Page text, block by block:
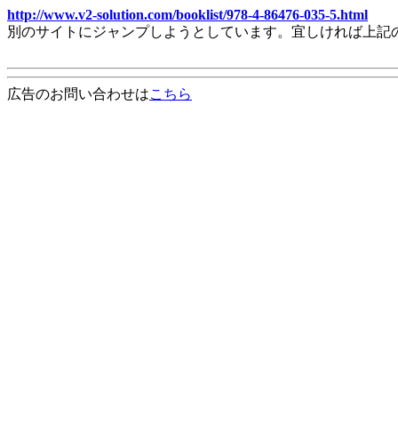
http://www.v2-solution.com/booklist/978-4-86476-035-5.html
別のサイトにジャンプしようとしています。宜しければ上
広告のお問い合わせはこちら